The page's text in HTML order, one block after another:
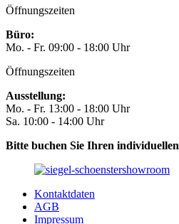
Öffnungszeiten
Büro:
Mo. - Fr. 09:00 - 18:00 Uhr
Öffnungszeiten
Ausstellung:
Mo. - Fr. 13:00 - 18:00 Uhr
Sa. 10:00 - 14:00 Uhr
Bitte buchen Sie Ihren
Kontaktdaten
AGB
Impressum